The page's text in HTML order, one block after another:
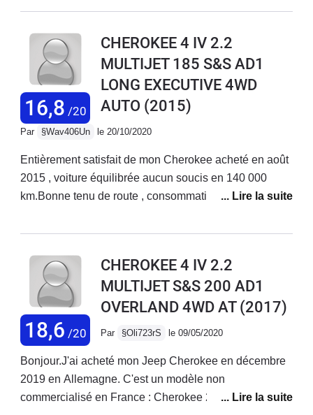
auquel il est facile de prendre gout ( sièges avt et
enregistrement position de conduite...)Coté conduite ça
reste du diesel mais les 200 cv sont pratique pour
emmener le poids du bison des Appalaches.
16,8 /20
CHEROKEE 4 IV 2.2
MULTIJET 185 S&S AD1
LONG EXECUTIVE 4WD
AUTO (2015)
Par §Wav406Un le 20/10/2020
Entièrement satisfait de mon Cherokee acheté en août
2015 , voiture équilibrée aucun soucis en 140 000
km.Bonne tenu de route , consommation maîtrisée 7
,Un bon compromis gabarit entre les très gros et les
Europe cela une voiture originale , agréable et
raisonnable.
18,6 /20
CHEROKEE 4 IV 2.2
MULTIJET S&S 200 AD1
OVERLAND 4WD AT(2017)
Par §Oli723rS le 09/05/2020
Bonjour.J'ai acheté mon Jeep Cherokee en décembre
2019 en Allemagne. C'est un modèle non
commercialisé en France : Cherokee 2.2 Overland